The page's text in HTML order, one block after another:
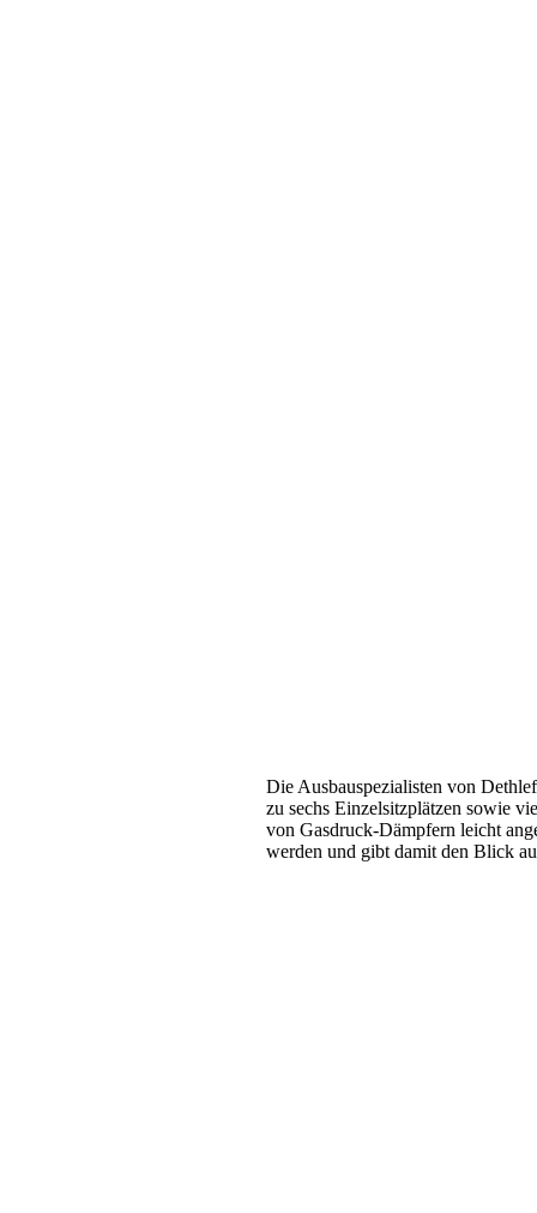
Die Ausbauspezialisten von
zu sechs Einzelsitzplätzen sowie
von Gasdruck-Dämpfern leicht
werden und gibt damit den Blick